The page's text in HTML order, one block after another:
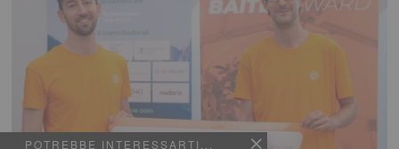
POTREBBE INTERESSARTI...